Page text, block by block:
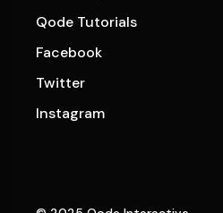
Qode Tutorials
Facebook
Twitter
Instagram